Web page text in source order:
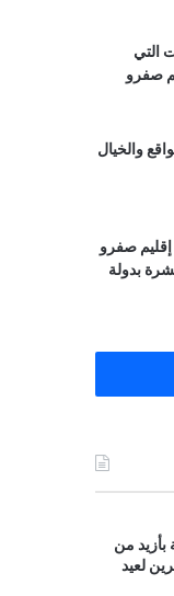
التي
صفرو
والخيال
إقليم صفرو
بدولة
من
لعيد